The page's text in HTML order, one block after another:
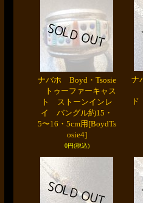
ナバホ Boyd・Tsosie
トゥーファーキャス
ト ストーンインレ
イ バングル約15・
5〜16・5cm用 [BoydTs
osie4]
0円(税込)
ナ